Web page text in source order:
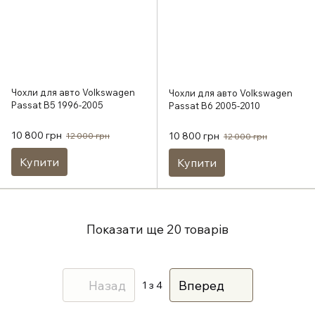
Чохли для авто Volkswagen
Passat B5 1996-2005
10 800 грн 12 000 грн
Купити
Чохли для авто Volkswagen
Passat B6 2005-2010
10 800 грн 12 000 грн
Купити
Показати ще 20 товарів
Назад 1 з 4 Вперед